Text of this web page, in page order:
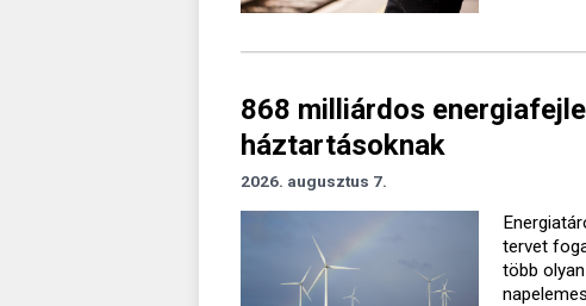
868 milliárdos
háztartásoknak
2026. augusztus 7.
tervet
több